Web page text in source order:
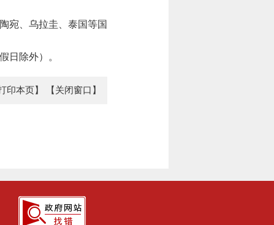
宛、乌拉圭、泰国等国
日除外）。
印本页】 【关闭窗口】